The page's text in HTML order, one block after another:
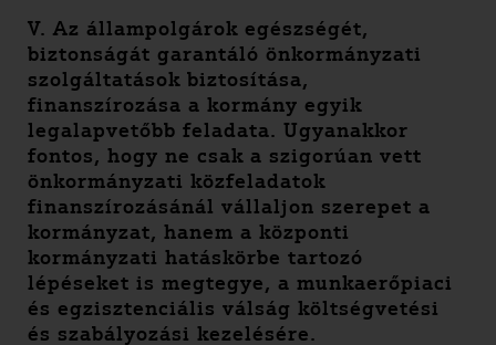
V. Az állampolgárok egészségét,
biztonságát garantáló önkormányzati
szolgáltatások biztosítása,
finanszírozása a kormány egyik
legalapvetőbb feladata. Ugyanakkor
fontos, hogy ne csak a szigorúan vett
önkormányzati közfeladatok
finanszírozásánál vállaljon szerepet a
kormányzat, hanem a központi
kormányzati hatáskörbe tartozó
lépéseket is megtegye, a munkaerőpiaci
és egzisztenciális válság költségvetési
és szabályozási kezelésére.